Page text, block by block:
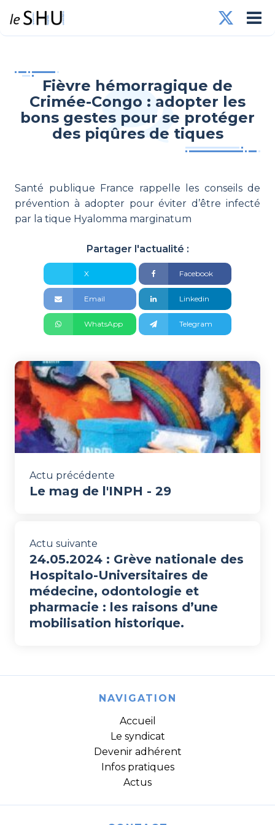
Fièvre hémorragique de
Crimée-Congo : adopter les
bons gestes pour se protéger
des piqûres de tiques
Santé publique France rappelle les conseils de
prévention à adopter pour éviter d’être infecté
par la tique Hyalomma marginatum
Partager l'actualité :
X Facebook
Email Linkedin
WhatsApp Telegram
Actu précédente
Le mag de l'INPH - 29
Actu suivante
24.05.2024 : Grève nationale des
Hospitalo-Universitaires de
médecine, odontologie et
pharmacie : les raisons d’une
mobilisation historique.
NAVIGATION
Accueil
Le syndicat
Devenir adhérent
Infos pratiques
Actus